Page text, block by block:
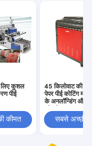
लिए कुशल
पीई
कीमत
45 किलोवाट की
पेपर पीई कोटिंग
के अनलॉन्डिंग और
सबसे अच्छी